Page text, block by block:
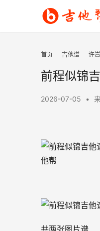
首页 吉他谱 许嵩
前程似锦
2026-07-05 •